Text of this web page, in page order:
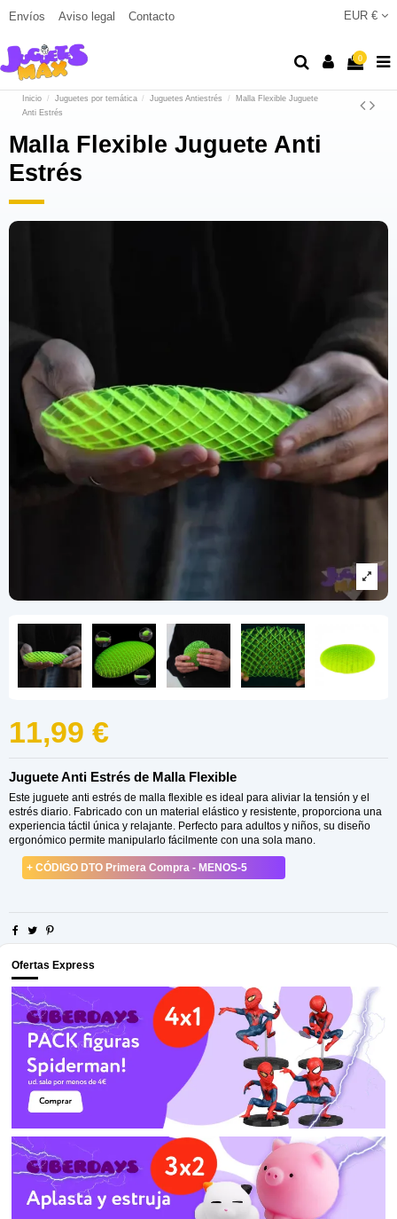
Envíos Aviso legal Contacto EUR €
0
Inicio Juguetes por temática Juguetes Antiestrés
Malla Flexible Juguete
Anti Estrés
Malla Flexible Juguete Anti
Estrés
11,99 €
Juguete Anti Estrés de Malla Flexible
Este juguete anti estrés de malla flexible es ideal para aliviar la tensión y el
estrés diario. Fabricado con un material elástico y resistente, proporciona una
experiencia táctil única y relajante. Perfecto para adultos y niños, su diseño
ergonómico permite manipularlo fácilmente con una sola mano.
+ CÓDIGO DTO Primera Compra - MENOS-5
Ofertas Express